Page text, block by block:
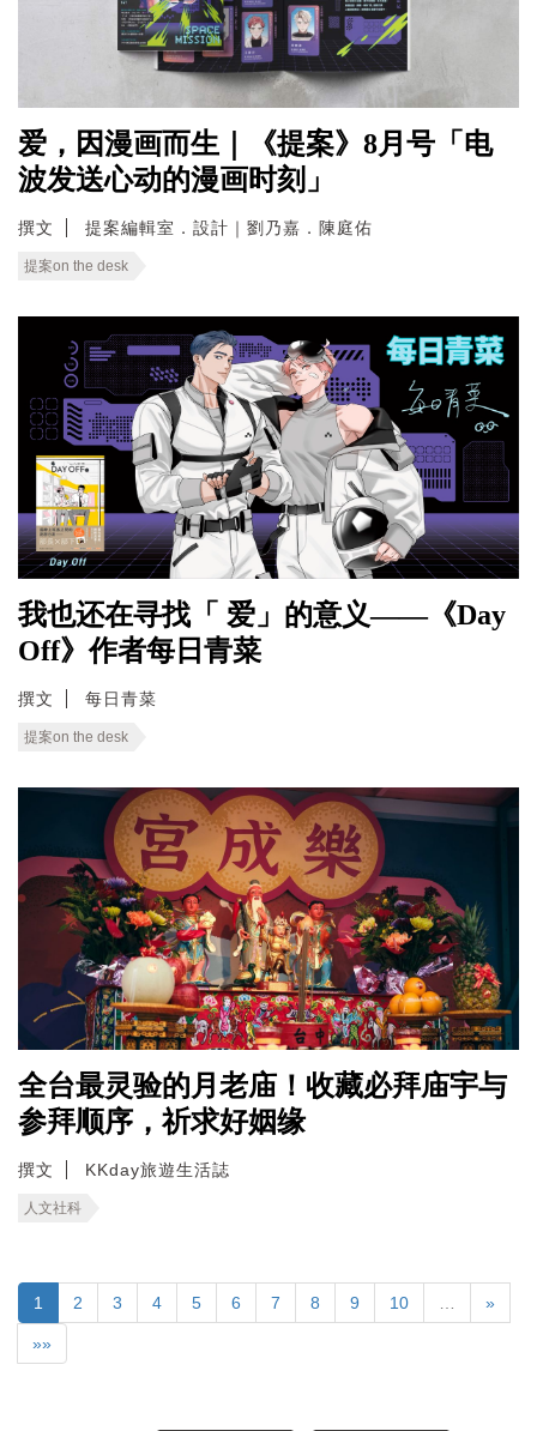
爱，因漫画而生｜《提案》8月号「电
波发送心动的漫画时刻」
撰文 提案編輯室．設計｜劉乃嘉．陳庭佑
提案on the desk
我也还在寻找「 爱」的意义——《Day
Off》作者每日青菜
撰文 每日青菜
提案on the desk
全台最灵验的月老庙！收藏必拜庙宇与
参拜顺序，祈求好姻缘
撰文 KKday旅遊生活誌
人文社科
1 2 3 4 5 6 7 8 9 10 »
»»